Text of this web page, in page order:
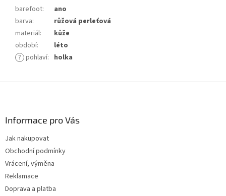
barefoot:
ano
barva:
růžová perleťová
materiál:
kůže
období:
léto
? pohlaví: holka
Informace pro Vás
Jak nakupovat
Obchodní podmínky
Vrácení, výměna
Reklamace
Doprava a platba